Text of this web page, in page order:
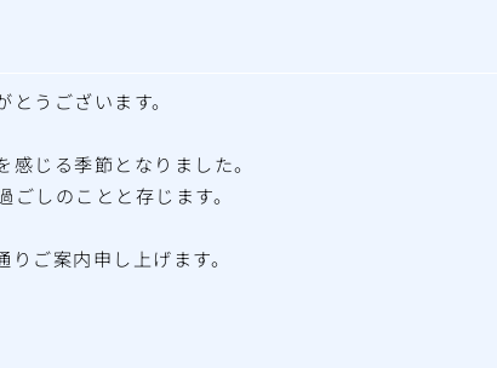
うございます。
じる季節となりました。
しのことと存じます。
ご案内申し上げます。